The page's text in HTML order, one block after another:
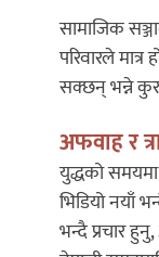
सामाजिक
परिवारले
सक्छन् भन्ने
अफवाह र
युद्धको
भिडियो नयाँ
भन्दै प्रचार